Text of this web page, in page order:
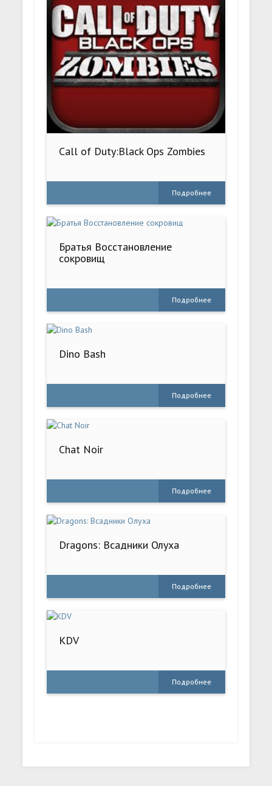
Call of Duty:Black Ops Zombies
Подробнее
Братья Восстановление
сокровищ
Подробнее
Dino Bash
Подробнее
Chat Noir
Подробнее
Dragons: Всадники Олуха
Подробнее
KDV
Подробнее